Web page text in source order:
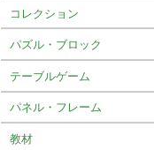
コレクション
パズル・ブロック
テーブルゲーム
パネル・フレーム
教材